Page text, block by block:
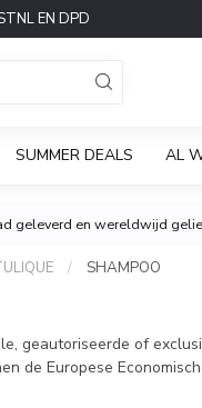
EN DPD
SUMMER DEALS AL
geleverd en wereldwijd
/ SHAMPOO
geautoriseerde of
de Europese